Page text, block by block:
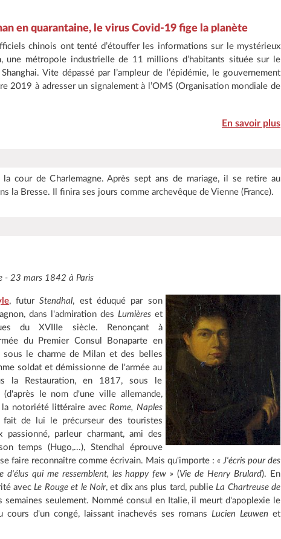
en quarantaine, le virus Covid-19 fige la planète
chinois ont tenté d’étouffer les informations sur le mystérieux
une métropole industrielle de 11 millions d’habitants située sur le
Vite dépassé par l’ampleur de l’épidémie, le gouvernement
2019 à adresser un signalement à l’OMS (Organisation mondiale de
En savoir plus
cour de Charlemagne. Après sept ans de mariage, il se retire au
la Bresse. Il finira ses jours comme archevêque de Vienne (France).
- 23 mars 1842 à Paris
, futurStendhal, est éduqué par son
dans l'admiration des Lumièreset
du XVIIIe siècle. Renonçant à
du Premier Consul Bonaparte en
le charme de Milan et des belles
soldat et démissionne de l'armée au
la Restauration, en 1817, sous le
(d'après le nom d'une ville allemande,
la notoriété littéraire avecRome, Naples
fait de lui le précurseur des touristes
passionné, parleur charmant, ami des
temps (Hugo,...), Stendhal éprouve
faire reconnaître comme écrivain. Mais qu'importe : « J'écris pour des
d'élus qui me ressemblent, les happy few » (Vie de Henry Brulard). En
avecLe Rouge et le Noir, et dix ans plus tard, publieLa Chartreuse de
semaines seulement. Nommé consul en Italie, il meurt d'apoplexie le
cours d'un congé, laissant inachevés ses romansLucien Leuwen et